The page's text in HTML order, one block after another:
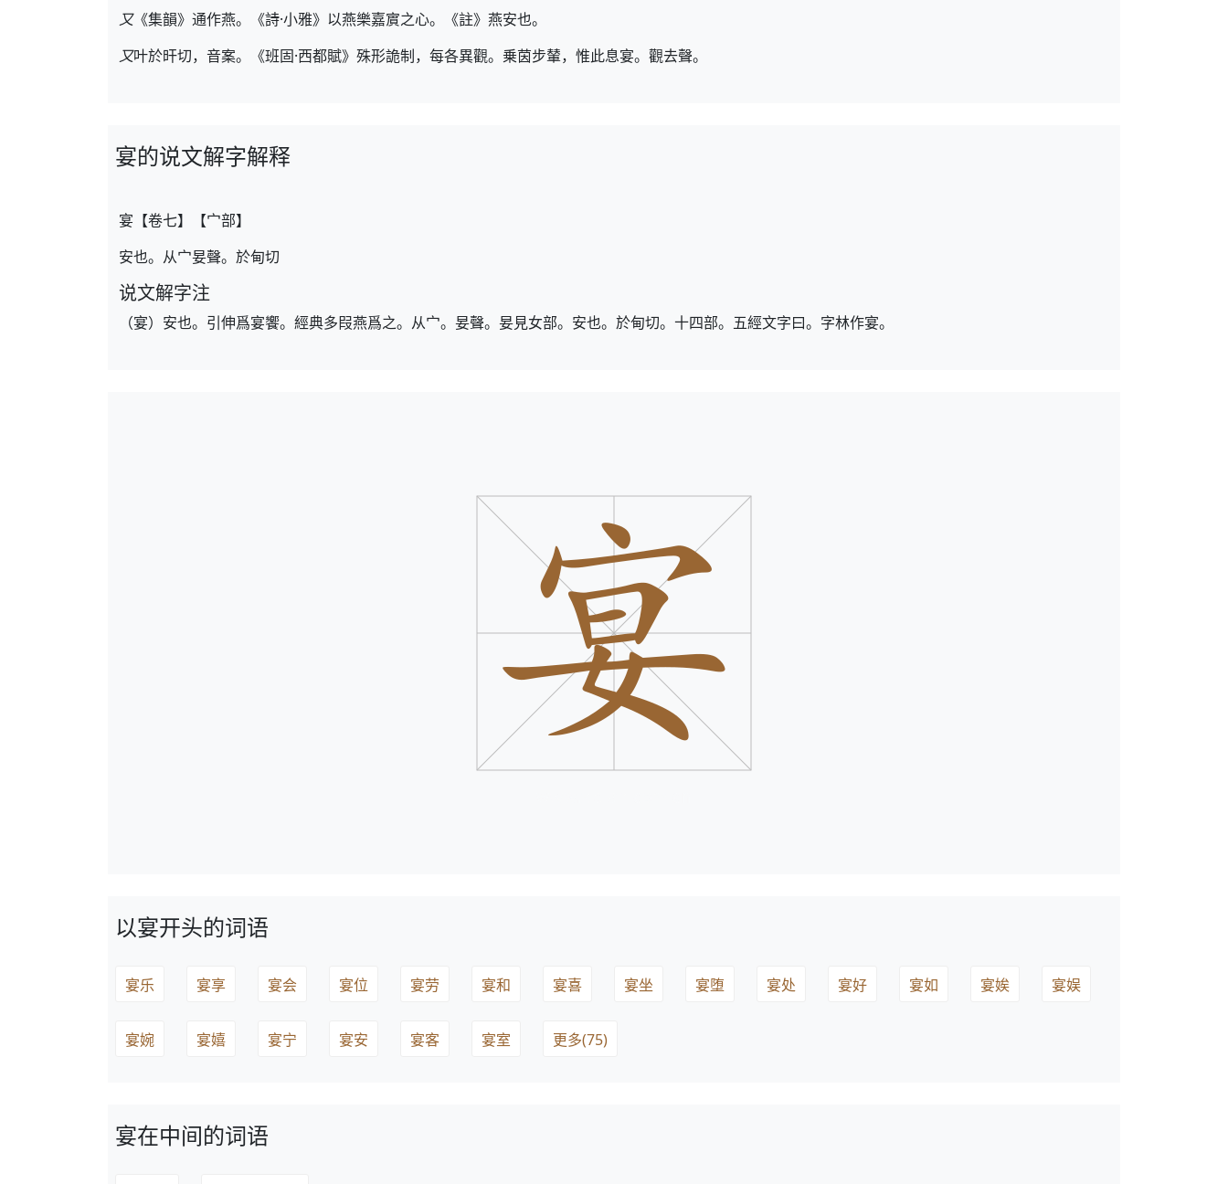
又《集韻》通作燕。《詩·小雅》以燕樂嘉賔之心。《註》燕安也。
又叶於旰切，音案。《班固·西都賦》殊形詭制，每各異觀。乗茵步輦，惟此息宴。觀去聲。
宴的说文解字解释
宴【卷七】【宀部】
安也。从宀妟聲。於甸切
说文解字注
（宴）安也。引伸爲宴饗。經典多叚燕爲之。从宀。妟聲。妟見女部。安也。於甸切。十四部。五經文字曰。字林作宴。
以宴开头的词语
宴乐 宴享 宴会 宴位 宴劳 宴和 宴喜 宴坐 宴堕 宴处 宴好 宴如 宴娭 宴娱
宴婉 宴嬉 宴宁 宴安 宴客 宴室 更多(75)
宴在中间的词语